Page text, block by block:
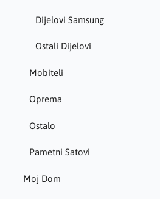
Dijelovi Samsung
Ostali Dijelovi
Mobiteli
Oprema
Ostalo
Pametni Satovi
Moj Dom